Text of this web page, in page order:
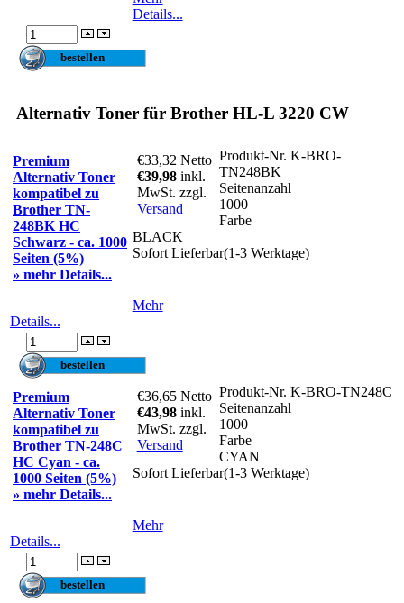
Details...
Alternativ Toner für Brother HL-L 3220 CW
Premium
Alternativ Toner
kompatibel zu
Brother TN-
248BK HC
Schwarz - ca. 1000
Seiten (5%)
» mehr Details...
€33,32 Netto
€39,98 inkl.
MwSt. zzgl.
Versand
Produkt-Nr. K-BRO-
TN248BK
Seitenanzahl
1000
Farbe
BLACK
Sofort Lieferbar(1-3 Werktage)
Mehr
Details...
Premium
Alternativ Toner
kompatibel zu
Brother TN-248C
HC Cyan - ca.
1000 Seiten (5%)
» mehr Details...
€36,65 Netto
€43,98 inkl.
MwSt. zzgl.
Versand
Produkt-Nr. K-BRO-TN248C
Seitenanzahl
1000
Farbe
CYAN
Sofort Lieferbar(1-3 Werktage)
Mehr
Details...